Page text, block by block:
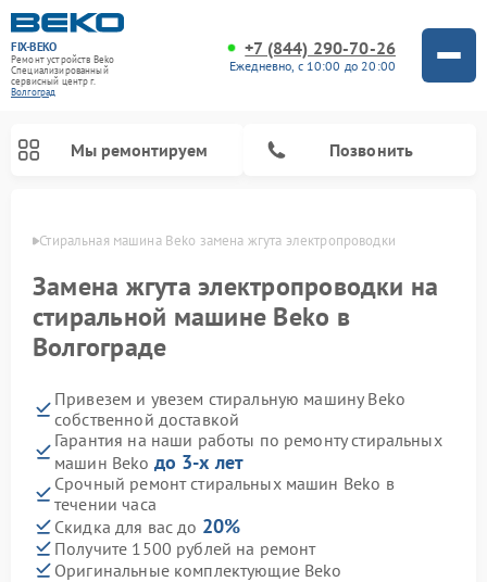
FIX-BEKO
Ремонт устройств Beko
Специализированный
cервисный центр г.
Волгоград
+7 (844) 290-70-26
Ежедневно, с 10:00 до 20:00
Мы ремонтируем Позвонить
Стиральная машина Beko замена жгута электропроводки
Замена жгута электропроводки на
стиральной машине Beko в
Волгограде
Привезем и увезем стиральную машину Beko
собственной доставкой
Гарантия на наши работы по ремонту стиральных
машин Beko до 3-х лет
Срочный ремонт стиральных машин Beko в
течении часа
Скидка для вас до 20%
Получите 1500 рублей на ремонт
Оригинальные комплектующие Beko